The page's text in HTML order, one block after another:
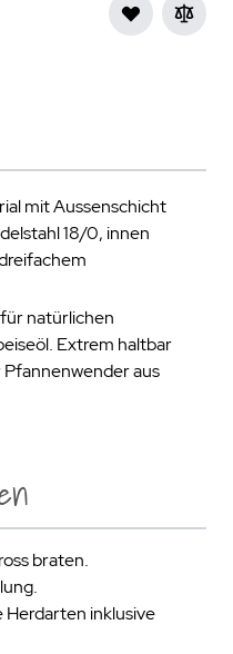
mit Aussenschicht
18/0, innen
natürlichen
Extrem haltbar
aus
braten.
inklusive